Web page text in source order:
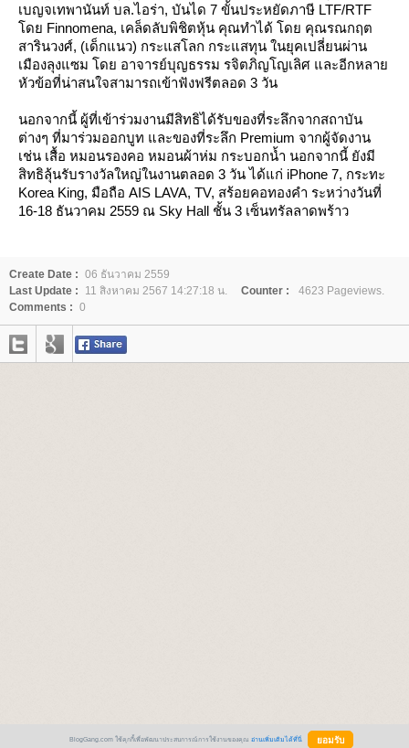
เบญจเทพานันท์ บล.ไอร่า, บันได 7 ขั้นประหยัดภาษี LTF/RTF
ดย Finnomena, เคล็ดลับพิชิตหุ้น คุณทำได้ โดย คุณรณกฤต
สารินวงศ์, (เด็กแนว) กระแสโลก กระแสทุน ในยุคเปลี่ยนผ่าน
เมืองลุงแซม โดย อาจารย์บุญธรรม รจิตภิญโญเลิศ และอีกหลา
หัวข้อที่น่าสนใจสามารถเข้าฟังฟรีตลอด 3 วัน
นอกจากนี้ ผู้ที่เข้าร่วมงานมีสิทธิได้รับของที่ระลึกจากสถาบัน
ต่างๆ ที่มาร่วมออกบูท และของที่ระลึก Premium จากผู้จัดงาน
เช่น เสื้อ หมอนรองคอ หมอนผ้าห่ม กระบอกน้ำ นอกจากนี้ ยังมี
สิทธิลุ้นรับรางวัลใหญ่ในงานตลอด 3 วัน ได้แก่ iPhone 7, กระทะ
Korea King, มือถือ AIS LAVA, TV, สร้อยคอทองคำ ระหว่างวันที่
16-18 ธันวาคม 2559 ณ Sky Hall ชั้น 3 เซ็นทรัลลาดพร้าว
Create Date : 06 ธันวาคม 2559
Last Update :
11 สิงหาคม 2567 14:27:18 น. Counter :
4623 Pageviews.
Comments : 0
BlogGang.com ใช้คุกกี้เพื่อพัฒนาประสบการณ์การใช้งานของคุณ อ่านเพิ่มเติมได้ที่นี่